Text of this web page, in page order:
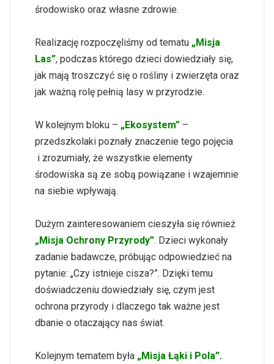
środowisko oraz własne zdrowie.
Realizację rozpoczęliśmy od tematu „Misja
Las”, podczas którego dzieci dowiedziały się,
jak mają troszczyć się o rośliny i zwierzęta oraz
jak ważną rolę pełnią lasy w przyrodzie.
W kolejnym bloku – „Ekosystem” –
przedszkolaki poznały znaczenie tego pojęcia
i zrozumiały, że wszystkie elementy
środowiska są ze sobą powiązane i wzajemnie
na siebie wpływają.
Dużym zainteresowaniem cieszyła się również
„Misja Ochrony Przyrody”. Dzieci wykonały
zadanie badawcze, próbując odpowiedzieć na
pytanie: „Czy istnieje cisza?”. Dzięki temu
doświadczeniu dowiedziały się, czym jest
ochrona przyrody i dlaczego tak ważne jest
dbanie o otaczający nas świat.
Kolejnym tematem była „Misja Łąki i Pola”.